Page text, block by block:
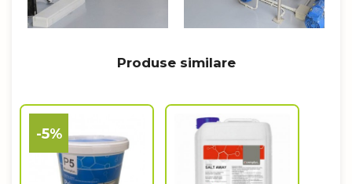
Produse similare
-5%